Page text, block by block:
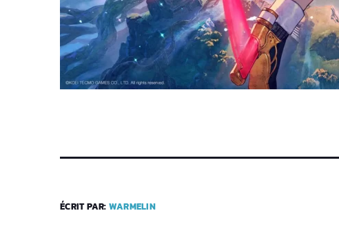
ÉCRIT PAR: WARMELIN